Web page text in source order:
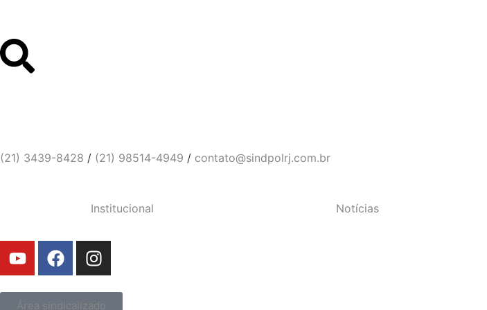
(21) 3439-8428 / (21) 98514-4949 / contato@sindpolrj.com.br
Institucional Notícias
Área sindicalizado